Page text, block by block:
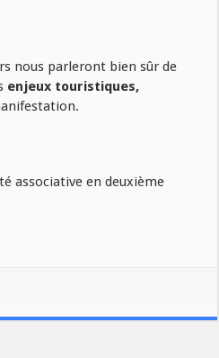
nous parleront bien sûr de
enjeux touristiques,
associative en deuxième